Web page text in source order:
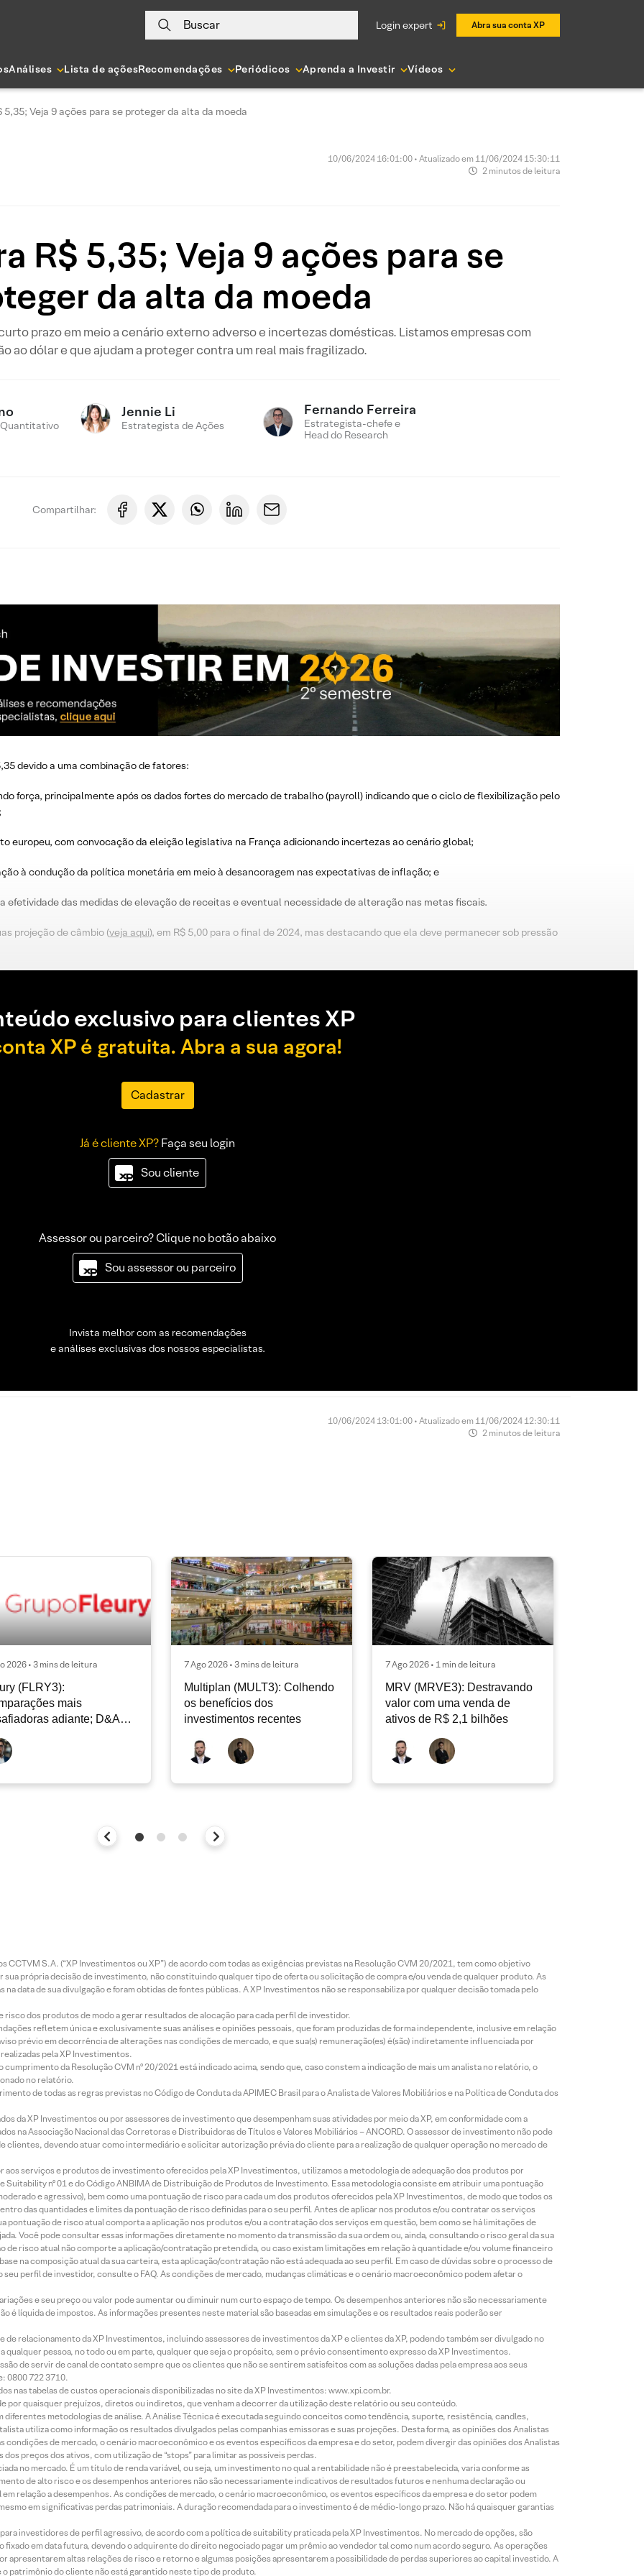
Buscar login expert Abra sua conta XP
Análises Lista de açõesRecomendações Periódicos Aprenda a Investir Vídeos
5,35; Veja 9 ações para se proteger da alta da moeda
10/06/2024 16:01:00 • Atualizado em 11/06/2024 15:30:11
2 minutos de leitura
R$ 5,35; Veja 9 ações para se
da alta da moeda
prazo em meio a cenário externo adverso e incertezas domésticas. Listamos empresas com
ao dólar e que ajudam a proteger contra um real mais fragilizado.
Jennie Li
Estrategista de Ações
Fernando Ferreira
Estrategista-chefe e
Head do Research
Compartilhar:
devido a uma combinação de fatores:
força, principalmente após os dados fortes do mercado de trabalho (payroll) indicando que o ciclo de flexibilização pelo
europeu, com convocação da eleição legislativa na França adicionando incertezas ao cenário global;
à condução da política monetária em meio à desancoragem nas expectativas de inflação; e
efetividade das medidas de elevação de receitas e eventual necessidade de alteração nas metas fiscais.
projeção de câmbio (veja aqui), em R$ 5,00 para o final de 2024, mas destacando que ela deve permanecer sob pressão
exclusivo para clientes XP
XP é gratuita. Abra a sua agora!
Cadastrar
Já é cliente XP?Faça seu login
Sou cliente
Assessor ou parceiro? Clique no botão abaixo
Sou assessor ou parceiro
Invista melhor com as recomendações
e análises exclusivas dos nossos especialistas.
10/06/2024 13:01:00 • Atualizado em 11/06/2024 12:30:11
2 minutos de leitura
2026 • 3 mins de leitura
(FLRY3):
mais
adiante; D&A
permanecer nos níveis
7 Ago 2026 • 3 mins de leitura
Multiplan (MULT3): Colhendo
os benefícios dos
investimentos recentes
7 Ago 2026 • 1 min de leitura
MRV (MRVE3): Destravando
valor com uma venda de
ativos de R$ 2,1 bilhões
CCTVM S.A. (“XP Investimentos ou XP”) de acordo com todas as exigências previstas na Resolução CVM 20/2021, tem como objetivo
própria decisão de investimento, não constituindo qualquer tipo de oferta ou solicitação de compra e/ou venda de qualquer produto. As
data de sua divulgação e foram obtidas de fontes públicas. A XP Investimentos não se responsabiliza por qualquer decisão tomada pelo
dos produtos de modo a gerar resultados de alocação para cada perfil de investidor.
refletem única e exclusivamente suas análises e opiniões pessoais, que foram produzidas de forma independente, inclusive em relação
prévio em decorrência de alterações nas condições de mercado, e que sua(s) remuneração(es) é(são) indiretamente influenciada por
pela XP Investimentos.
da Resolução CVM nº 20/2021 está indicado acima, sendo que, caso constem a indicação de mais um analista no relatório, o
no relatório.
de todas as regras previstas no Código de Conduta da APIMEC Brasil para o Analista de Valores Mobiliários e na Política de Conduta dos
da XP Investimentos ou por assessores de investimento que desempenham suas atividades por meio da XP, em conformidade com a
na Associação Nacional das Corretoras e Distribuidoras de Títulos e Valores Mobiliários – ANCORD. O assessor de investimento não pode
devendo atuar como intermediário e solicitar autorização prévia do cliente para a realização de qualquer operação no mercado de
aos serviços e produtos de investimento oferecidos pela XP Investimentos, utilizamos a metodologia de adequação dos produtos por
nº 01 e do Código ANBIMA de Distribuição de Produtos de Investimento. Essa metodologia consiste em atribuir uma pontuação
e agressivo), bem como uma pontuação de risco para cada um dos produtos oferecidos pela XP Investimentos, de modo que todos os
das quantidades e limites da pontuação de risco definidas para o seu perfil. Antes de aplicar nos produtos e/ou contratar os serviços
de risco atual comporta a aplicação nos produtos e/ou a contratação dos serviços em questão, bem como se há limitações de
Você pode consultar essas informações diretamente no momento da transmissão da sua ordem ou, ainda, consultando o risco geral da sua
de risco atual não comporte a aplicação/contratação pretendida, ou caso existam limitações em relação à quantidade e/ou volume financeiro
na composição atual da sua carteira, esta aplicação/contratação não está adequada ao seu perfil. Em caso de dúvidas sobre o processo de
perfil de investidor, consulte o FAQ. As condições de mercado, mudanças climáticas e o cenário macroeconômico podem afetar o
e seu preço ou valor pode aumentar ou diminuir num curto espaço de tempo. Os desempenhos anteriores não são necessariamente
é líquida de impostos. As informações presentes neste material são baseadas em simulações e os resultados reais poderão ser
relacionamento da XP Investimentos, incluindo assessores de investimentos da XP e clientes da XP, podendo também ser divulgado no
qualquer pessoa, no todo ou em parte, qualquer que seja o propósito, sem o prévio consentimento expresso da XP Investimentos.
de servir de canal de contato sempre que os clientes que não se sentirem satisfeitos com as soluções dadas pela empresa aos seus
0800 722 3710.
nas tabelas de custos operacionais disponibilizadas no site da XP Investimentos: www.xpi.com.br.
por quaisquer prejuízos, diretos ou indiretos, que venham a decorrer da utilização deste relatório ou seu conteúdo.
diferentes metodologias de análise. A Análise Técnica é executada seguindo conceitos como tendência, suporte, resistência, candles,
utiliza como informação os resultados divulgados pelas companhias emissoras e suas projeções. Desta forma, as opiniões dos Analistas
condições de mercado, o cenário macroeconômico e os eventos específicos da empresa e do setor, podem divergir das opiniões dos Analistas
preços dos ativos, com utilização de “stops” para limitar as possíveis perdas.
no mercado. É um título de renda variável, ou seja, um investimento no qual a rentabilidade não é preestabelecida, varia conforme as
de alto risco e os desempenhos anteriores não são necessariamente indicativos de resultados futuros e nenhuma declaração ou
relação a desempenhos. As condições de mercado, o cenário macroeconômico, os eventos específicos da empresa e do setor podem
em significativas perdas patrimoniais. A duração recomendada para o investimento é de médio-longo prazo. Não há quaisquer garantias
investidores de perfil agressivo, de acordo com a política de suitability praticada pela XP Investimentos. No mercado de opções, são
em data futura, devendo o adquirente do direito negociado pagar um prêmio ao vendedor tal como num acordo seguro. As operações
apresentarem altas relações de risco e retorno e algumas posições apresentarem a possibilidade de perdas superiores ao capital investido. A
patrimônio do cliente não está garantido neste tipo de produto.